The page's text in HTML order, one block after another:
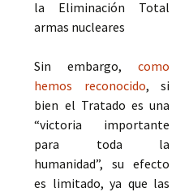
la Eliminación Total
armas nucleares
Sin embargo,como
hemos reconocido, si
bien el Tratado es una
“victoria importante
para toda la
humanidad”, su efecto
es limitado, ya que las